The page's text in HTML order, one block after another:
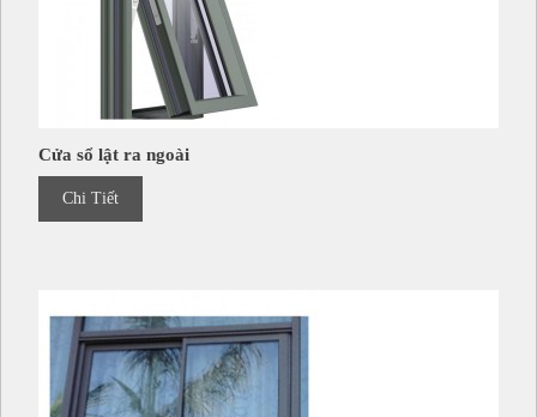
Cửa sổ lật ra ngoài
Chi Tiết